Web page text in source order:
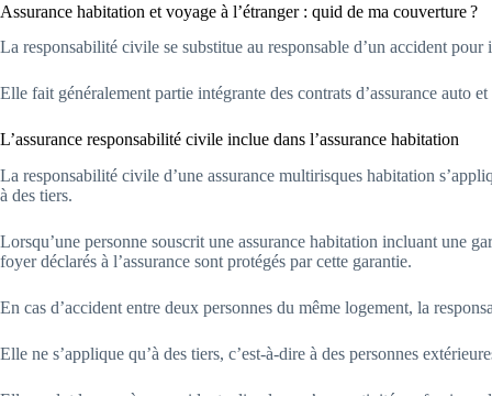
Assurance habitation et voyage à l’étranger : quid de ma couverture ?
La responsabilité civile se substitue au responsable d’un accident
Elle fait généralement partie intégrante des contrats d’assurance auto
L’assurance responsabilité civile inclue dans l’assurance habitation
La responsabilité civile d’une assurance multirisques habitation
à des tiers.
Lorsqu’une personne souscrit une assurance habitation incluant une
foyer déclarés à l’assurance sont protégés par cette garantie.
En cas d’accident entre deux personnes du même logement, la
Elle ne s’applique qu’à des tiers, c’est-à-dire à des personnes